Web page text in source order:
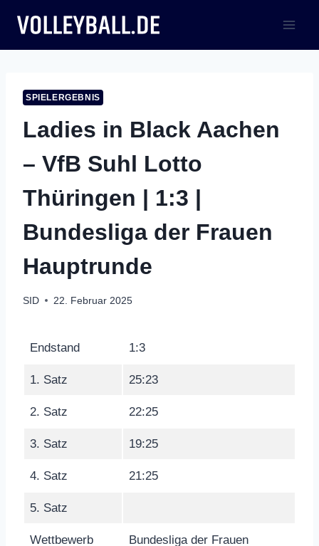
Inhalt
springen
SPIELERGEBNIS
Ladies in Black Aachen
– VfB Suhl Lotto
Thüringen | 1:3 |
Bundesliga der Frauen
Hauptrunde
SID 22. Februar 2025
Endstand 1:3
1. Satz 25:23
2. Satz 22:25
3. Satz 19:25
4. Satz 21:25
5. Satz
Wettbewerb Bundesliga der Frauen